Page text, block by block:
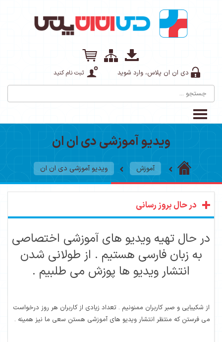
دی ان ان پلاس، وارد شوید ثبت نام کنید
ویدیو آموزشی دی ان ان
آموزش ویدیو آموزشی دی ان ان
در حال بروز رسانی
در حال تهیه ویدیو های آموزشی اختصاصی
به زبان فارسی هستیم . از طولانی شدن
انتشار ویدیو ها پوزش می طلبیم .
از شکیبایی و صبر کاربران ممنونیم . تعداد زیادی از کاربران هر روز درخواست
می فرستن که منتظر انتشار ویدیو های آموزشی هستن سعی ما نیز همینه .